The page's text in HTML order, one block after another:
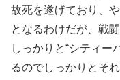
故死を遂げており、
となるわけだが、戦
しっかりと“シティー
るのでしっかりとそ